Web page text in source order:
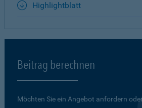
Highlightblatt
Beitrag berechnen
Möchten Sie ein Angebot anfordern